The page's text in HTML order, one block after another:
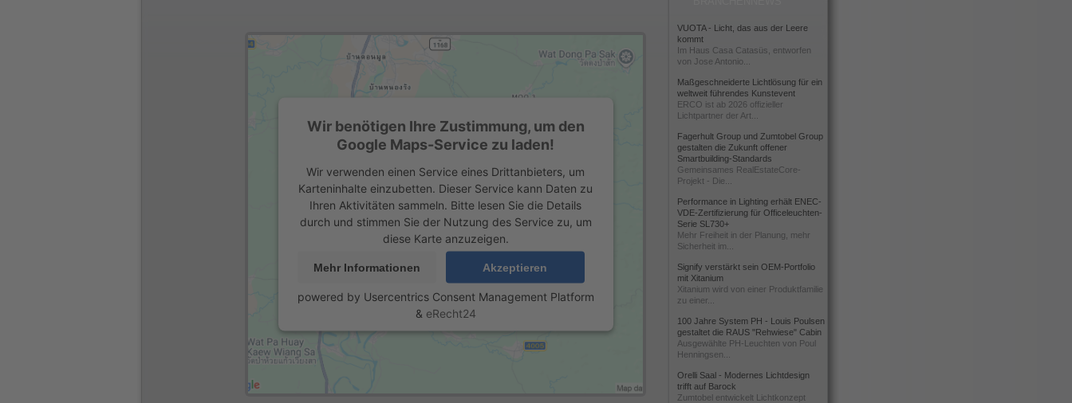
Wir benötigen Ihre Zustimmung, um den
Google Maps-Service zu laden!
Wir verwenden einen Service eines Drittanbieters, um
Karteninhalte einzubetten. Dieser Service kann Daten zu
Ihren Aktivitäten sammeln. Bitte lesen Sie die Details
durch und stimmen Sie der Nutzung des Service zu, um
diese Karte anzuzeigen.
Mehr Informationen Akzeptieren
powered by Usercentrics Consent Management Platform
& eRecht24
VUOTA - Licht, das aus der Leere
kommt
Im Haus Casa Catasüs, entworfen
von Jose Antonio...
Maßgeschneiderte Lichtlösung für ein
weltweit führendes Kunstevent
ERCO ist ab 2026 offizieller
Lichtpartner der Art...
Fagerhult Group und Zumtobel Group
gestalten die Zukunft offener
Smartbuilding-Standards
Gemeinsames RealEstateCore-
Projekt - Die...
Performance in Lighting erhält ENEC-
VDE-Zertifizierung für Officeleuchten-
Serie SL730+
Mehr Freiheit in der Planung, mehr
Sicherheit im...
Signify verstärkt sein OEM-Portfolio
mit Xitanium
Xitanium wird von einer Produktfamilie
zu einer...
100 Jahre System PH - Louis Poulsen
gestaltet die RAUS "Rehwiese" Cabin
Ausgewählte PH-Leuchten von Poul
Henningsen...
Orelli Saal - Modernes Lichtdesign
trifft auf Barock
Zumtobel entwickelt Lichtkonzept